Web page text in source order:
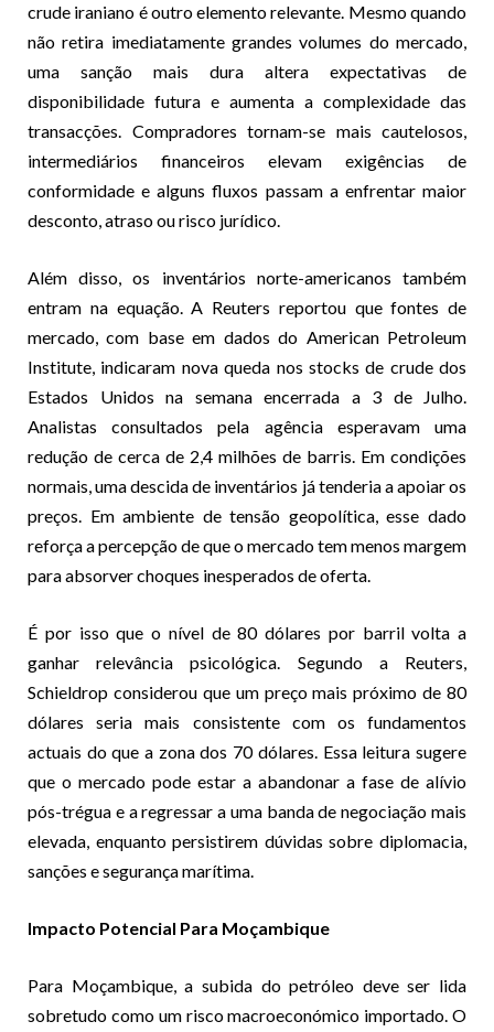
crude iraniano é outro elemento relevante. Mesmo quando
não retira imediatamente grandes volumes do mercado,
uma sanção mais dura altera expectativas de
disponibilidade futura e aumenta a complexidade das
transacções. Compradores tornam-se mais cautelosos,
intermediários financeiros elevam exigências de
conformidade e alguns fluxos passam a enfrentar maior
desconto, atraso ou risco jurídico.
Além disso, os inventários norte-americanos também
entram na equação. A Reuters reportou que fontes de
mercado, com base em dados do American Petroleum
Institute, indicaram nova queda nos stocks de crude dos
Estados Unidos na semana encerrada a 3 de Julho.
Analistas consultados pela agência esperavam uma
redução de cerca de 2,4 milhões de barris. Em condições
normais, uma descida de inventários já tenderia a apoiar os
preços. Em ambiente de tensão geopolítica, esse dado
reforça a percepção de que o mercado tem menos margem
para absorver choques inesperados de oferta.
É por isso que o nível de 80 dólares por barril volta a
ganhar relevância psicológica. Segundo a Reuters,
Schieldrop considerou que um preço mais próximo de 80
dólares seria mais consistente com os fundamentos
actuais do que a zona dos 70 dólares. Essa leitura sugere
que o mercado pode estar a abandonar a fase de alívio
pós-trégua e a regressar a uma banda de negociação mais
elevada, enquanto persistirem dúvidas sobre diplomacia,
sanções e segurança marítima.
Impacto Potencial Para Moçambique
Para Moçambique, a subida do petróleo deve ser lida
sobretudo como um risco macroeconómico importado. O